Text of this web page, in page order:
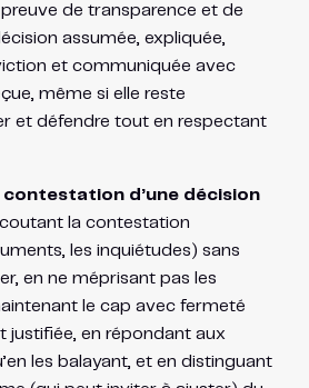
de transparence et de
assumée, expliquée,
et communiquée avec
même si elle reste
et défendre tout en respectant
d’une décision
la contestation
les inquiétudes) sans
en ne méprisant pas les
le cap avec fermeté
justifiée, en répondant aux
les balayant, et en distinguant